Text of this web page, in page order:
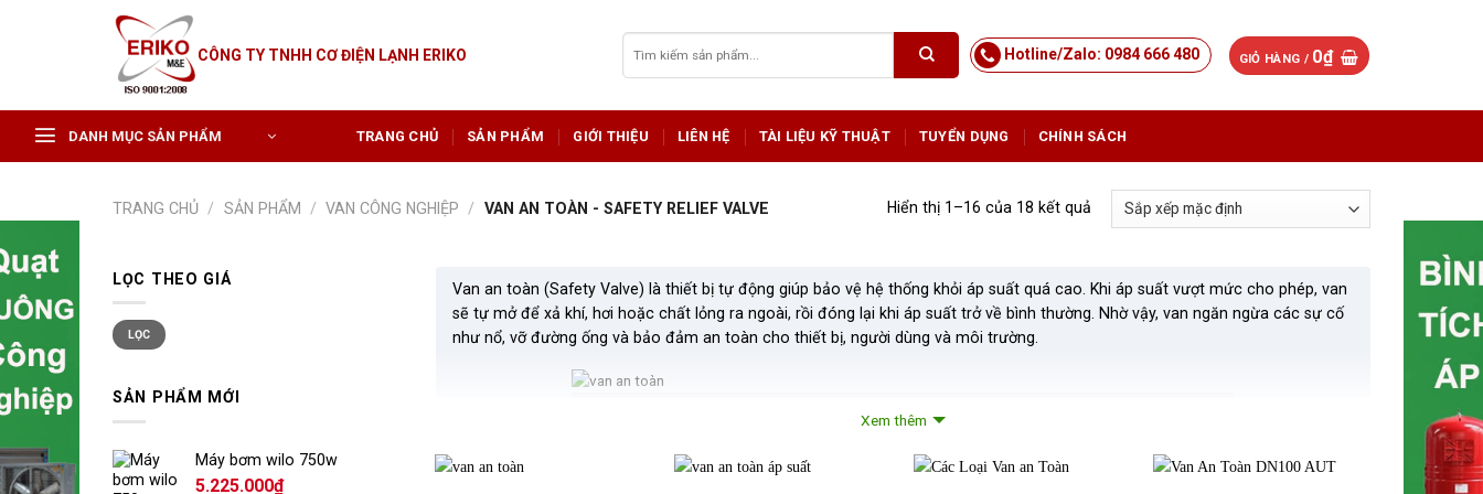
CÔNG TY TNHH CƠ ĐIỆN LẠNH ERIKO
kiếm:
Hotline/Zalo: 0984 666 480 GIỎ HÀNG / 0₫
DANH MỤC SẢN PHẨM TRANG CHỦ SẢN PHẨM GIỚI THIỆU LIÊN HỆ TÀI LIỆU KỸ THUẬT TUYỂN DỤNG CHÍNH SÁCH
TRANG CHỦ / SẢN PHẨM / VAN CÔNG NGHIỆP / VAN AN TOÀN - SAFETY RELIEF VALVE Hiển thị 1–16 của 18 kết quả
LỌC THEO GIÁ
Giá
tối
thiểu
Giá
tối
đa
LỌC
SẢN PHẨM MỚI
Máy bơm wilo 750w
5.225.000₫
Van an toàn (Safety Valve) là thiết bị tự động giúp bảo vệ hệ thống khỏi áp suất quá cao. Khi áp suất vượt mức cho phép, van
sẽ tự mở để xả khí, hơi hoặc chất lỏng ra ngoài, rồi đóng lại khi áp suất trở về bình thường. Nhờ vậy, van ngăn ngừa các sự cố
như nổ, vỡ đường ống và bảo đảm an toàn cho thiết bị, người dùng và môi trường.
Đặc điểm nổi bật của van an toàn
Xem thêm